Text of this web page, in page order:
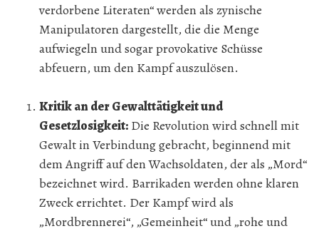
verdorbene Literaten“ werden als zynische
Manipulatoren dargestellt, die die Menge
aufwiegeln und sogar provokative Schüsse
abfeuern, um den Kampf auszulösen.
Kritik an der Gewalttätigkeit und
Gesetzlosigkeit: Die Revolution wird schnell mit
Gewalt in Verbindung gebracht, beginnend mit
dem Angriff auf den Wachsoldaten, der als „Mord“
bezeichnet wird. Barrikaden werden ohne klaren
Zweck errichtet. Der Kampf wird als
„Mordbrennerei“, „Gemeinheit“ und „rohe und